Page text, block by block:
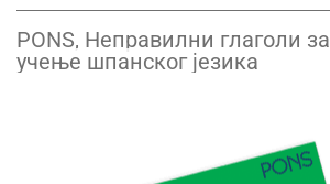
PONS, Неправилни глаголи за
учење шпанског језика